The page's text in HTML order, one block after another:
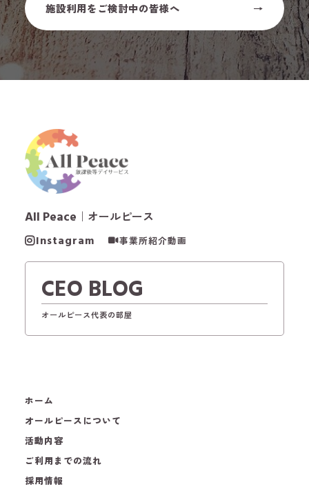
施設利用をご検討中の皆様へ
All Peace ｜オールピース
Instagram 事業所紹介動画
CEO BLOG
オールピース代表の部屋
ホーム
オールピースについて
活動内容
ご利用までの流れ
採用情報